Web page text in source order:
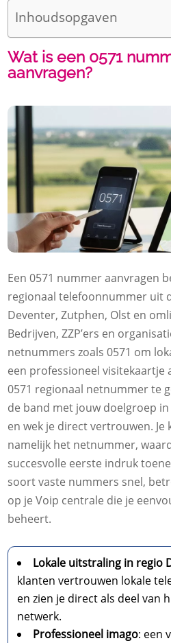
Inhoudsopgaven
Wat is een 0571
aanvragen?
Een 0571 nummer aanvragen
regionaal telefoonnummer uit
Deventer, Zutphen, Olst en
Bedrijven, ZZP’ers en
netnummers zoals 0571 om
een professioneel visitekaartje
0571 regionaal netnummer te
de band met jouw doelgroep
en wek je direct vertrouwen.
namelijk het netnummer,
succesvolle eerste indruk
soort vaste nummers snel,
op je Voip centrale die je
beheert.
Lokale uitstraling in regio
klanten vertrouwen lokale
en zien je direct als deel van
netwerk.
Professioneel imago: een